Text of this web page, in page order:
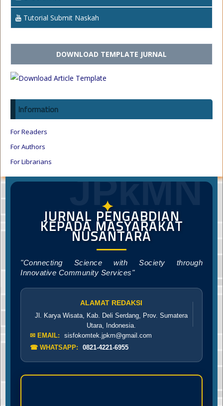
Tutorial Submit Naskah
DOWNLOAD TEMPLATE JURNAL
Information
For Readers
For Authors
For Librarians
JPkMN
✦
JURNAL PENGABDIAN
KEPADA MASYARAKAT
NUSANTARA
"Connecting Science with Society through
Innovative Community Services"
ALAMAT REDAKSI
Jl. Karya Wisata, Kab. Deli Serdang, Prov. Sumatera
Utara, Indonesia.
✉ EMAIL:
sisfokomtek.jpkm@gmail.com
☎ WHATSAPP:
0821-4221-6955